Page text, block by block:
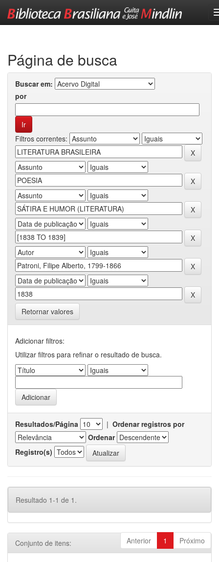
Página de busca
Buscar em:
por
Filtros correntes:
Retornar valores
Adicionar filtros:
Utilizar filtros para refinar o resultado de busca.
Resultados/Página | Ordenar registros por
Ordenar
Registro(s)
Resultado 1-1 de 1.
Anterior 1 Próximo
Conjunto de itens: